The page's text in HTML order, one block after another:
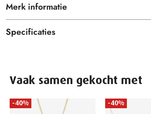
Merk informatie
Specificaties
Vaak samen gekocht met
-40% -40%